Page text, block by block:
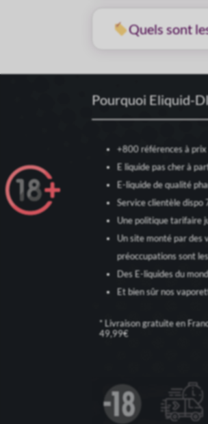
Quels sont
Pourquoi Eliquid-
+800 références à
E liquide pas cher à
E-liquide de qualité
Service clientèle dispo
Une politique tarifaire
Un site monté par des
préoccupations sont
Des E-liquides du
Et bien sûr nos
* Livraison gratuite en
49,99€